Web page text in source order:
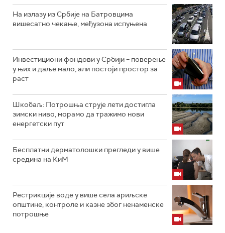
На излазу из Србије на Батровцима
вишесатно чекање, међузона испуњена
Инвестициони фондови у Србији – поверење
у њих и даље мало, али постоји простор за
раст
Шкобаљ: Потрошња струје лети достигла
зимски ниво, морамо да тражимо нови
енергетски пут
Бесплатни дерматолошки прегледи у више
средина на КиМ
Рестрикције воде у више села ариљске
општине, контроле и казне због ненаменске
потрошње